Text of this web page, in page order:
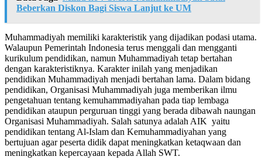
Beberkan Diskon Bagi Siswa Lanjut ke UM
Muhammadiyah memiliki karakteristik yang dijadikan podasi utama.
Walaupun Pemerintah Indonesia terus menggali dan mengganti
kurikulum pendidikan, namun Muhammadiyah tetap bertahan
dengan karakteristiknya. Karakter inilah yang menjadikan
pendidikan Muhammadiyah menjadi bertahan lama. Dalam bidang
pendidikan, Organisasi Muhammadiyah juga memberikan ilmu
pengetahuan tentang kemuhammadiyahan pada tiap lembaga
pendidikan ataupun perguruan tinggi yang berada dibawah naungan
Organisasi Muhammadiyah. Salah satunya adalah AIK yaitu
pendidikan tentang Al-Islam dan Kemuhammadiyahan yang
bertujuan agar peserta didik dapat meningkatkan ketaqwaan dan
meningkatkan kepercayaan kepada Allah SWT.